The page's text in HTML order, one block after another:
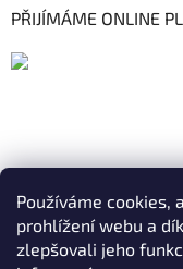
Používáme cookies,
prohlížení webu a
zlepšovali jeho
PŘIJÍMÁME ONLINE